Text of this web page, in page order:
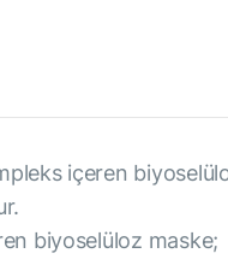
içeren
biyoselüloz maske;